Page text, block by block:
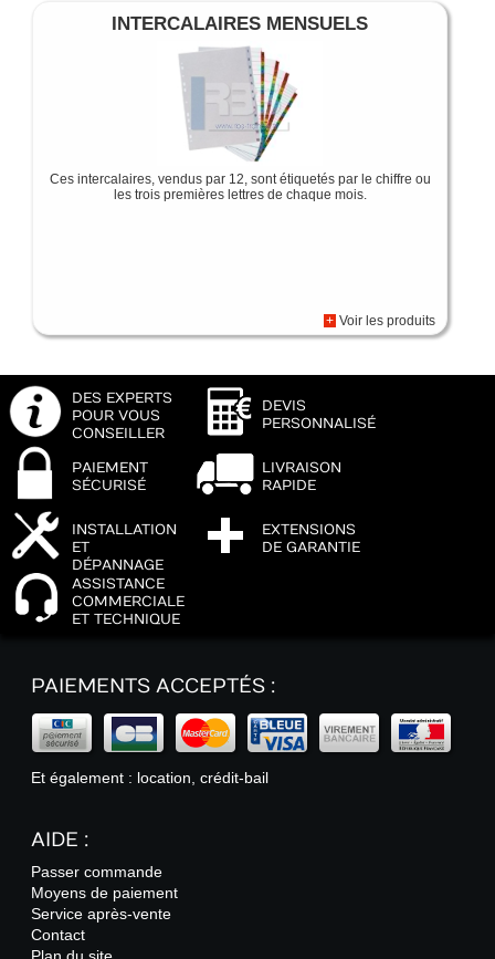
INTERCALAIRES MENSUELS
Ces intercalaires, vendus par 12, sont étiquetés par le chiffre ou
les trois premières lettres de chaque mois.
+ Voir les produits
DES EXPERTS
POUR VOUS
CONSEILLER
DEVIS
PERSONNALISÉ
PAIEMENT
SÉCURISÉ
LIVRAISON
RAPIDE
INSTALLATION
ET
DÉPANNAGE
EXTENSIONS
DE GARANTIE
ASSISTANCE
COMMERCIALE
ET TECHNIQUE
PAIEMENTS ACCEPTÉS :
Et également : location, crédit-bail
AIDE :
Passer commande
Moyens de paiement
Service après-vente
Contact
Plan du site